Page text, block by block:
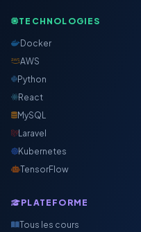
TECHNOLOGIES
Docker
AWS
Python
React
MySQL
Laravel
Kubernetes
TensorFlow
PLATEFORME
Tous les cours